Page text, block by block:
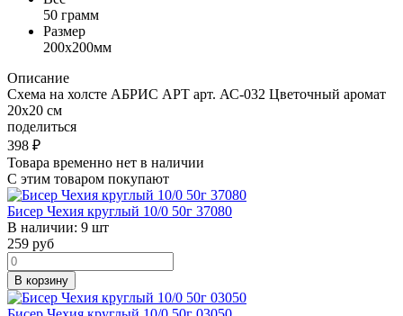
50 грамм
Размер
200x200мм
Описание
Схема на холсте АБРИС АРТ арт. АС-032 Цветочный аромат
20x20 см
поделиться
398 ₽
Товара временно нет в наличии
С этим товаром покупают
Бисер Чехия круглый 10/0 50г 37080
В наличии: 9 шт
259 руб
В корзину